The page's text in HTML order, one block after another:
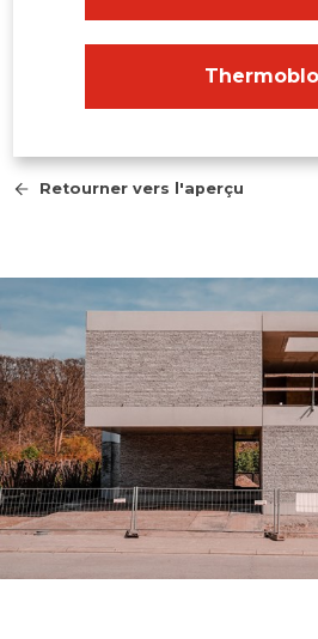
Retourner vers l'aperçu